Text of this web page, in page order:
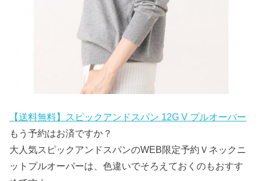
【送料無料】スピックアンドスパン 12G V プルオーバー
もう予約はお済ですか？
大人気スピックアンドスパンのWEB限定予約Ｖネックニ
ットプルオーバーは、色違いでそろえておくのもおすす